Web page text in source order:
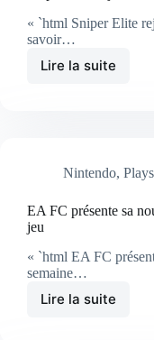
« `html Sniper Elite
savoir…
Lire la suite
Nintendo,
EA FC présente sa
jeu
« `html EA FC
semaine…
Lire la suite